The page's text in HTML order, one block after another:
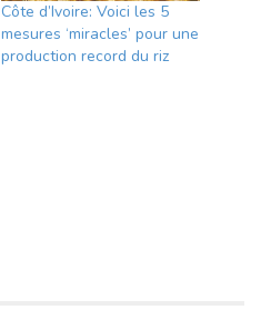
Côte d’Ivoire: Voici les 5
mesures ‘miracles’ pour une
production record du riz